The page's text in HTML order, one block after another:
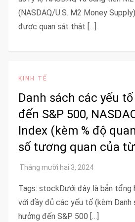
(NASDAQ/U.S. M2 Money
được quan sát thật […]
KINH TẾ
Danh sách các yếu
đến S&P 500,
Index (kèm % độ
số tương quan của
Tags: stockDưới đây là bản tổng
với đầy đủ các yếu tố (kèm Danh
hưởng đến S&P 500 […]